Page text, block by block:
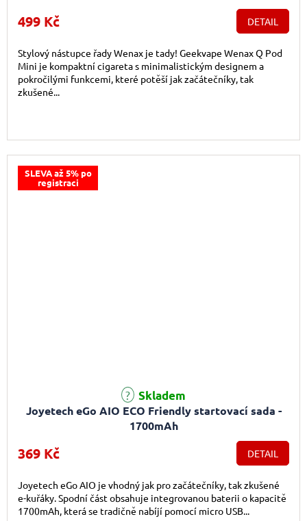
499 Kč DETAIL
Stylový nástupce řady Wenax je tady! Geekvape Wenax Q Pod
Mini je kompaktní cigareta s minimalistickým designem a
pokročilými funkcemi, které potěší jak začátečníky, tak
zkušené...
SLEVA až 5% po
registraci
Joyetech eGo AIO ECO Friendly startovací sada -
1700mAh
Průměrné hodnocení produktu je 4,8 z 5 hvězdiček.
Skladem
369 Kč DETAIL
Joyetech eGo AIO je vhodný jak pro začátečníky, tak zkušené
e-kuřáky. Spodní část obsahuje integrovanou baterii o kapacitě
1700mAh, která se tradičně nabíjí pomocí micro USB...